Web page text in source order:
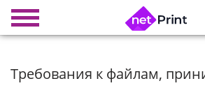
Требования к файлам,